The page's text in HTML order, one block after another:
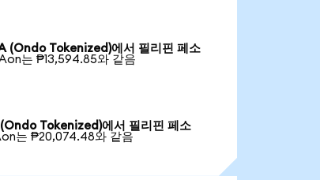
(Ondo Tokenized)에서 필리핀 페소
는 ₱13,594.85와 같음
Tokenized)에서 필리핀 페소
는 ₱20,074.48와 같음